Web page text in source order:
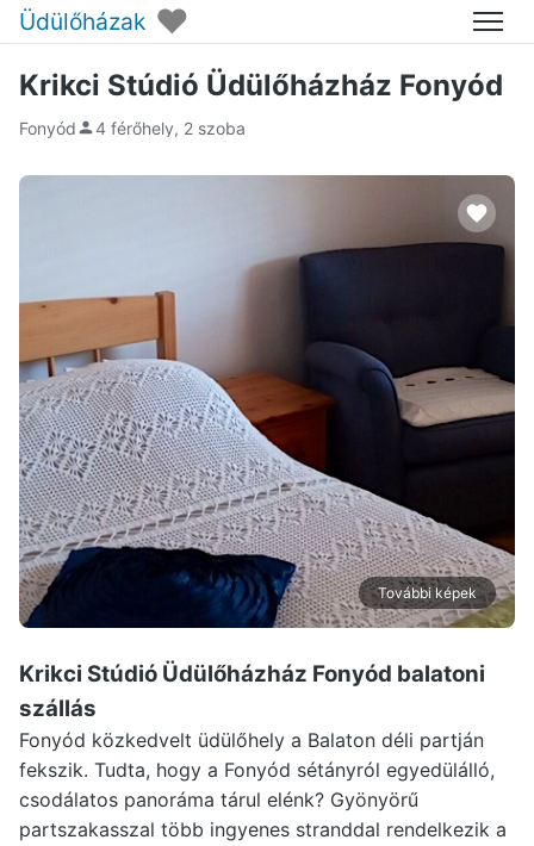
Üdülőházak ♥ Menü
Krikci Stúdió Üdülőházház Fonyód
Fonyód 4 férőhely, 2 szoba
További képek
Krikci Stúdió Üdülőházház Fonyód balatoni
szállás
Fonyód közkedvelt üdülőhely a Balaton déli partján
fekszik. Tudta, hogy a Fonyód sétányról egyedülálló,
csodálatos panoráma tárul elénk? Gyönyörű
partszakasszal több ingyenes stranddal rendelkezik a